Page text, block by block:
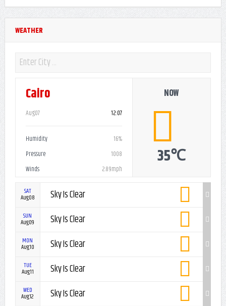
WEATHER
Cairo
Aug07 12:07
Humidity
16%
Pressure
1008
Winds
2.89mph
NOW
35℃
SAT
Aug08 Sky Is Clear
SUN
Aug09 Sky Is Clear
MON
Aug10 Sky Is Clear
TUE
Aug11 Sky Is Clear
WED
Aug12 Sky Is Clear